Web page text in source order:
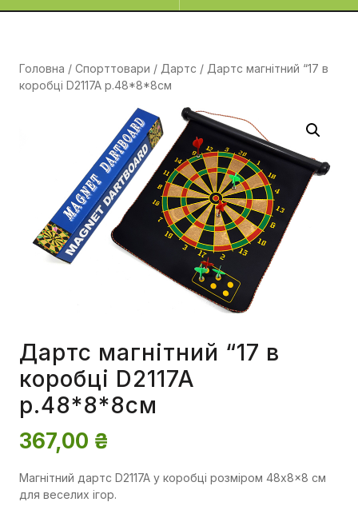
Головна / Спорттовари / Дартс / Дартс магнітний “17 в
коробці D2117A р.48*8*8см
Дартс магнітний “17 в
коробці D2117A
р.48*8*8см
367,00 ₴
Магнітний дартс D2117A у коробці розміром 48x8x8 см
для веселих ігор.